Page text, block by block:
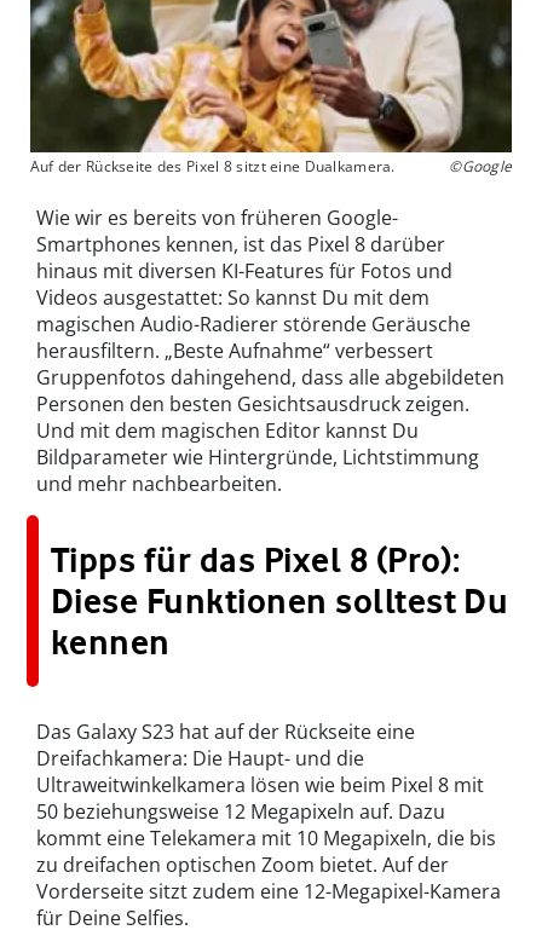
Auf der Rückseite des Pixel 8 sitzt eine Dualkamera. ©Google
Wie wir es bereits von früheren Google-
Smartphones kennen, ist das Pixel 8 darüber
hinaus mit diversen KI-Features für Fotos und
Videos ausgestattet: So kannst Du mit dem
magischen Audio-Radierer störende Geräusche
herausfiltern. „Beste Aufnahme“ verbessert
Gruppenfotos dahingehend, dass alle abgebildeten
Personen den besten Gesichtsausdruck zeigen.
Und mit dem magischen Editor kannst Du
Bildparameter wie Hintergründe, Lichtstimmung
und mehr nachbearbeiten.
Tipps für das Pixel 8 (Pro):
Diese Funktionen solltest Du
kennen
Das Galaxy S23 hat auf der Rückseite eine
Dreifachkamera: Die Haupt- und die
Ultraweitwinkelkamera lösen wie beim Pixel 8 mit
50 beziehungsweise 12 Megapixeln auf. Dazu
kommt eine Telekamera mit 10 Megapixeln, die bis
zu dreifachen optischen Zoom bietet. Auf der
Vorderseite sitzt zudem eine 12-Megapixel-Kamera
für Deine Selfies.